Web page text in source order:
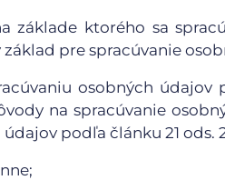
základe ktorého sa
pre spracúvanie
osobných údajov
na spracúvanie
podľa článku 21 ods.